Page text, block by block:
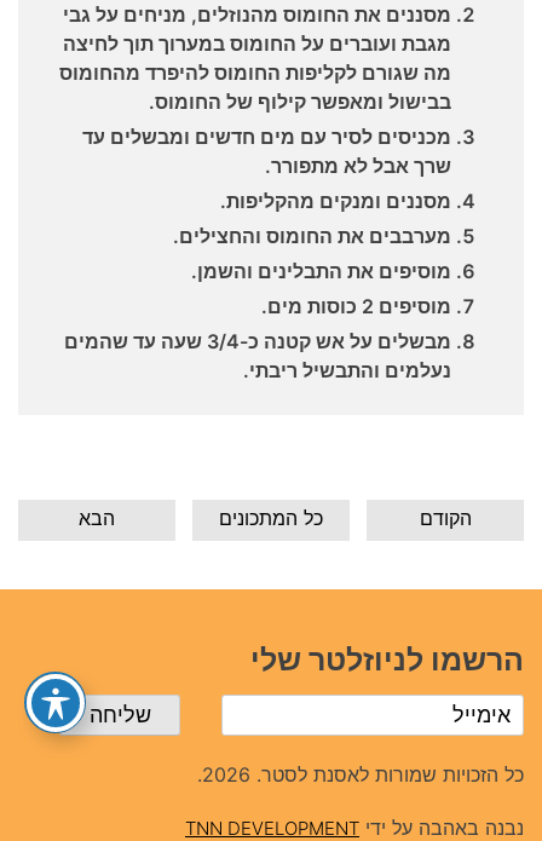
מסננים את החומוס מהנוזלים, מניחים על גבי
מגבת ועוברים על החומוס במערוך תוך לחיצה
מה שגורם לקליפות החומוס להיפרד מהחומוס
בבישול ומאפשר קילוף של החומוס.
מכניסים לסיר עם מים חדשים ומבשלים עד
שרך אבל לא מתפורר.
מסננים ומנקים מהקליפות.
מערבבים את החומוס והחצילים.
מוסיפים את התבלינים והשמן.
מוסיפים 2 כוסות מים.
מבשלים על אש קטנה כ-3/4 שעה עד שהמים
נעלמים והתבשיל ריבתי.
הבא כל המתכונים הקודם
הרשמו לניוזלטר שלי
כל הזכויות שמורות לאסנת לסטר. 2026.
נבנה באהבה על ידי TNN DEVELOPMENT